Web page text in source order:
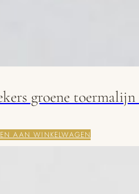
groene toermalijn
AAN WINKELWAGEN